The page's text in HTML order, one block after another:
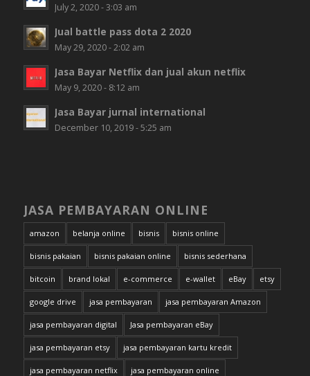
July 2, 2020 - 3:03 am
Jual battle pass dota 2 2020
May 29, 2020 - 2:02 am
Jasa Bayar Netflix dan jual akun netflix
May 9, 2020 - 8:12 am
Jasa Bayar jurnal international
December 10, 2019 - 5:25 am
JASA PEMBAYARAN ONLINE
amazon belanja online bisnis bisnis online
bisnis pakaian bisnis pakaian online bisnis sederhana
bitcoin brand lokal e-commerce e-wallet eBay etsy
google drive jasa pembayaran jasa pembayaran Amazon
jasa pembayaran digital Jasa pembayaran eBay
jasa pembayaran etsy jasa pembayaran kartu kredit
jasa pembayaran netflix jasa pembayaran online